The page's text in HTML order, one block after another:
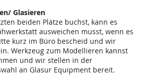
Glasieren
beiden Plätze buchst, kann es
ausweichen musst, wenn es
kurz im Büro bescheid und wir
Werkzeug zum Modellieren kannst
und wir stellen in der
an Glasur Equipment bereit.